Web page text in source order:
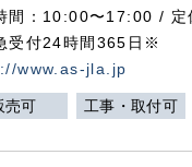
間：10:00〜17:00 / 定
受付24時間365日※
www.as-jla.jp
売可 工事・取付可